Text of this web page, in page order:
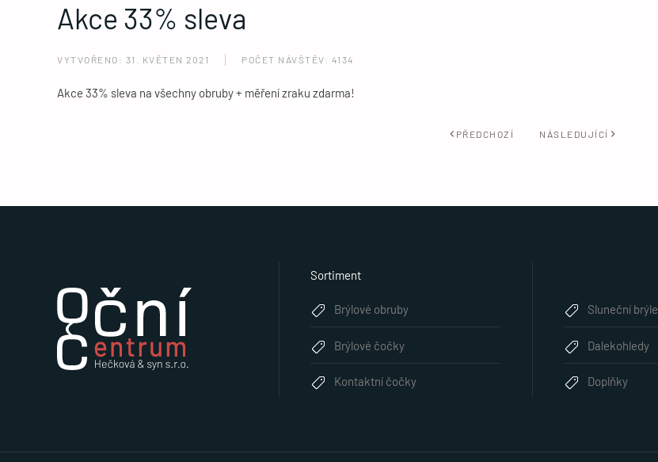
Akce 33% sleva
VYTVOŘENO: 31. KVĚTEN 2021 POČET NÁVŠTĚV: 4134
Akce 33% sleva na všechny obruby + měření zraku zdarma!
PŘEDCHOZÍ NÁSLEDUJÍCÍ
Sortiment
Brýlové obruby
Brýlové čočky
Kontaktní čočky
Sluneční brýle
Dalekohledy
Doplňky